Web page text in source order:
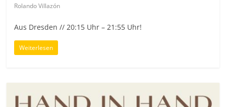
Rolando Villazón
Aus Dresden // 20:15 Uhr – 21:55 Uhr!
Weiterlesen